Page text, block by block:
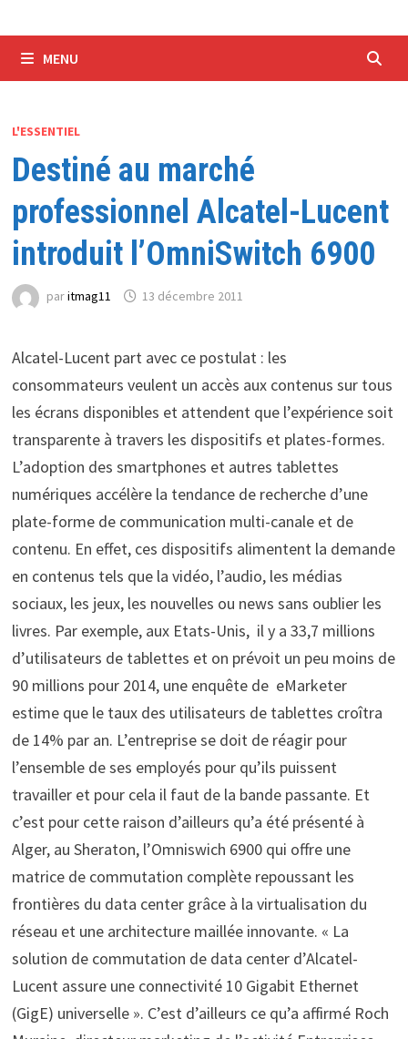
MENU
L'ESSENTIEL
Destiné au marché
professionnel Alcatel-Lucent
introduit l’OmniSwitch 6900
paritmag11 13 décembre 2011
Alcatel-Lucent part avec ce postulat : les
consommateurs veulent un accès aux contenus sur tous
les écrans disponibles et attendent que l’expérience soit
transparente à travers les dispositifs et plates-formes.
L’adoption des smartphones et autres tablettes
numériques accélère la tendance de recherche d’une
plate-forme de communication multi-canale et de
contenu. En effet, ces dispositifs alimentent la demande
en contenus tels que la vidéo, l’audio, les médias
sociaux, les jeux, les nouvelles ou news sans oublier les
livres. Par exemple, aux Etats-Unis, il y a 33,7 millions
d’utilisateurs de tablettes et on prévoit un peu moins de
90 millions pour 2014, une enquête de eMarketer
estime que le taux des utilisateurs de tablettes croîtra
de 14% par an. L’entreprise se doit de réagir pour
l’ensemble de ses employés pour qu’ils puissent
travailler et pour cela il faut de la bande passante. Et
c’est pour cette raison d’ailleurs qu’a été présenté à
Alger, au Sheraton, l’Omniswich 6900 qui offre une
matrice de commutation complète repoussant les
frontières du data center grâce à la virtualisation du
réseau et une architecture maillée innovante. « La
solution de commutation de data center d’Alcatel-
Lucent assure une connectivité 10 Gigabit Ethernet
(GigE) universelle ». C’est d’ailleurs ce qu’a affirmé Roch